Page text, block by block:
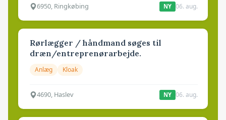
6950, Ringkøbing NY 06. aug.
Rørlægger / håndmand søges til
dræn/entreprenørarbejde.
Anlæg Kloak
4690, Haslev NY 06. aug.